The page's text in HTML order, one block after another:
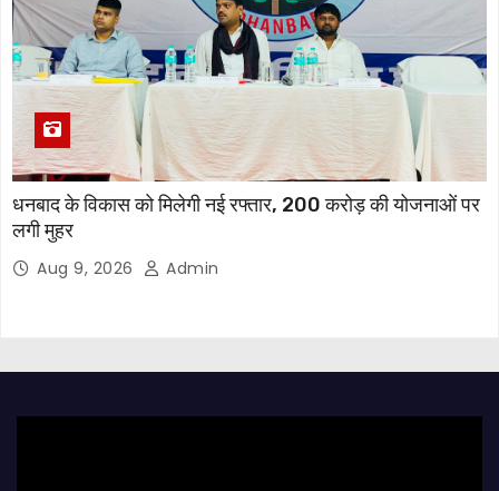
धनबाद के विकास को मिलेगी नई रफ्तार, 200 करोड़ की योजनाओं पर
लगी मुहर
Aug 9, 2026 Admin